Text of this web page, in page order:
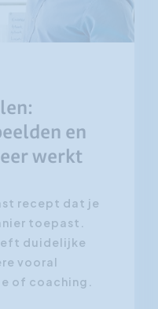
en
werkt
recept dat je
toepast.
duidelijke
vooral
of coaching.